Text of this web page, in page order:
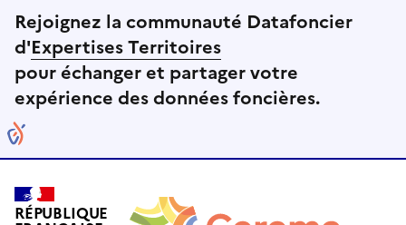
Rejoignez la communauté Datafoncier
d'Expertises Territoires
pour échanger et partager votre
expérience des données foncières.
RÉPUBLIQUE